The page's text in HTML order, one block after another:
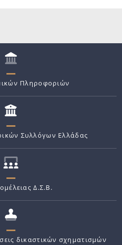
Πληροφοριών
Συλλόγων Ελλάδας
Δ.Σ.Β.
δικαστικών σχηματισμών